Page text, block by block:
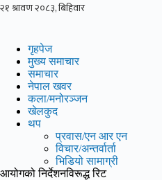
Skip
गृहपेज
मुख्य समाचार
समाचार
नेपाल खवर
कला/मनोरञ्जन
खेलकुद
थप
प्रवास/एन आर एन
विचार/अन्तर्वार्ता
भिडियो सामाग्री
आयोगको निर्देशनविरूद्ध रिट